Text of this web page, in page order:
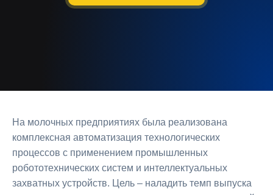
На молочных предприятиях была реализована
комплексная автоматизация технологических
процессов с применением промышленных
робототехнических систем и интеллектуальных
захватных устройств. Цель – наладить темп выпуска